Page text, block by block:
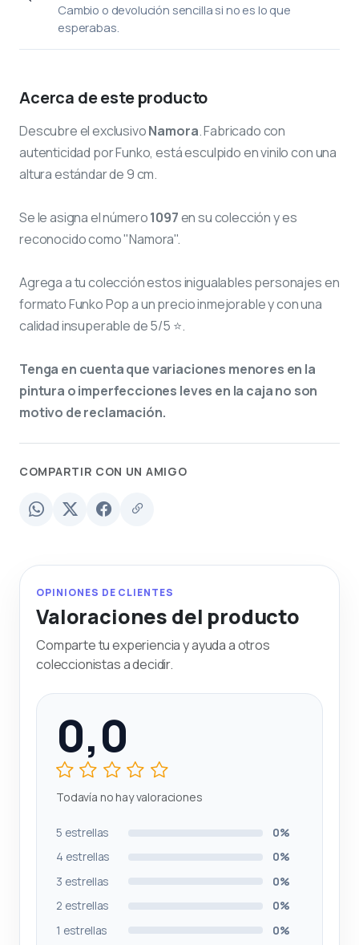
Cambio o devolución sencilla si no es lo que
esperabas.
Acerca de este producto
Descubre el exclusivoNamora. Fabricado con
autenticidad por Funko, está esculpido en vinilo con una
altura estándar de 9 cm.
Se le asigna el número1097en su colección y es
reconocido como "Namora".
Agrega a tu colección estos inigualables personajes en
formato Funko Pop a un precio inmejorable y con una
calidad insuperable de 5/5 ⭐.
Tenga en cuenta que variaciones menores en la
pintura o imperfecciones leves en la caja no son
motivo de reclamación.
COMPARTIR CON UN AMIGO
OPINIONES DE CLIENTES
Valoraciones del producto
Comparte tu experiencia y ayuda a otros
coleccionistas a decidir.
0,0
Todavía no hay valoraciones
5 estrellas
0%
4 estrellas
0%
3 estrellas
0%
2 estrellas
0%
1 estrellas
0%